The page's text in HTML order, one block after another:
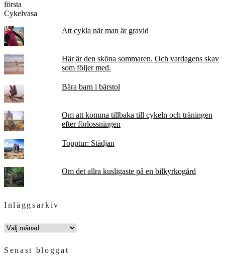
Att cykla när man är gravid
Här är den sköna sommaren. Och vardagens skav
som följer med.
Bära barn i bärstol
Om att komma tillbaka till cykeln och träningen
efter förlossningen
Topptur: Städjan
Om det allra kusligaste på en bilkyrkogård
Inläggsarkiv
INLÄGGSARKIV
Senast bloggat